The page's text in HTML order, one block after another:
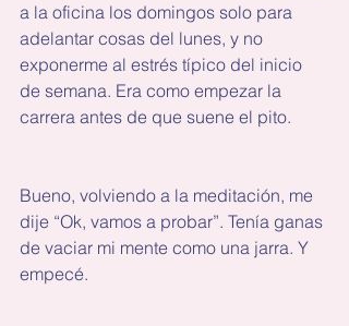
a la oficina los domingos solo para
adelantar cosas del lunes, y no
exponerme al estrés típico del inicio
de semana. Era como empezar la
carrera antes de que suene el pito.
Bueno, volviendo a la meditación, me
dije “Ok, vamos a probar”. Tenía ganas
de vaciar mi mente como una jarra. Y
empecé.